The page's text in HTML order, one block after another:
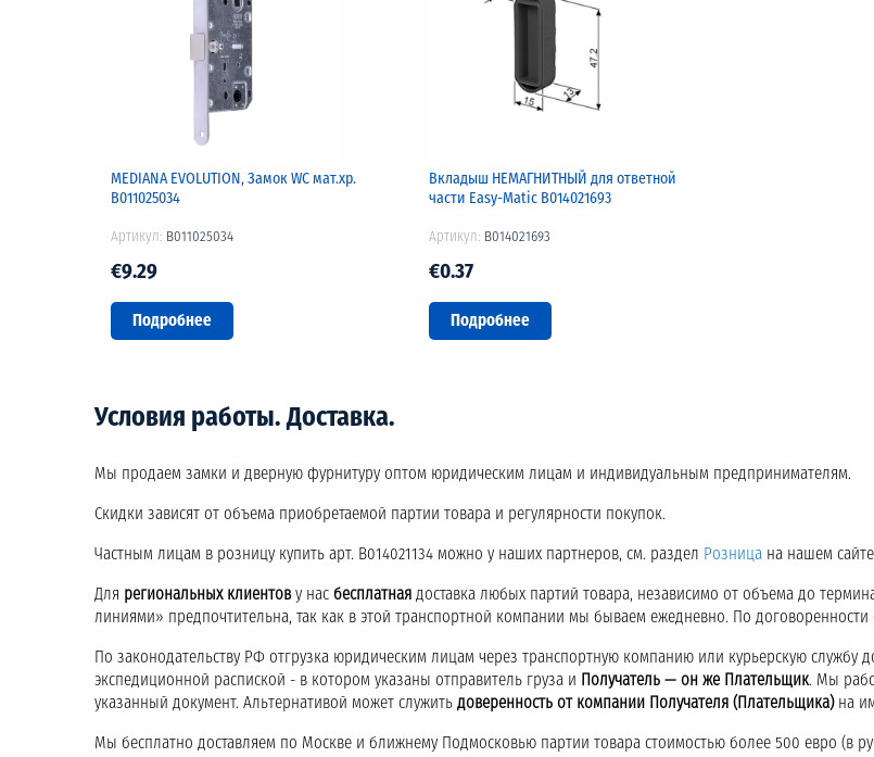
MEDIANA EVOLUTION, Замок WC мат.хр.
B011025034
Артикул: B011025034
€9.29
Подробнее
Вкладыш НЕМАГНИТНЫЙ для ответной
части Easy-Matic B014021693
Артикул: B014021693
€0.37
Подробнее
Условия работы. Доставка.
Мы продаем замки и дверную фурнитуру оптом юридическим лицам и индивидуальным предпринимателям.
Скидки зависят от объема приобретаемой партии товара и регулярности покупок.
Частным лицам в розницу купить арт. B014021134 можно у наших партнеров, см. раздел Розница на нашем
Для региональных клиентову нас бесплатная доставка любых партий товара, независимо от объема до
линиями» предпочтительна, так как в этой транспортной компании мы бываем ежедневно. По
По законодательству РФ отгрузка юридическим лицам через транспортную компанию или курьерскую
экспедиционной распиской - в котором указаны отправитель груза и Получатель — он же Плательщик. Мы
указанный документ. Альтернативой может служить доверенность от компании Получателя (Плательщика)на
Мы бесплатно доставляем по Москве и ближнему Подмосковью партии товара стоимостью более 500 евро (в